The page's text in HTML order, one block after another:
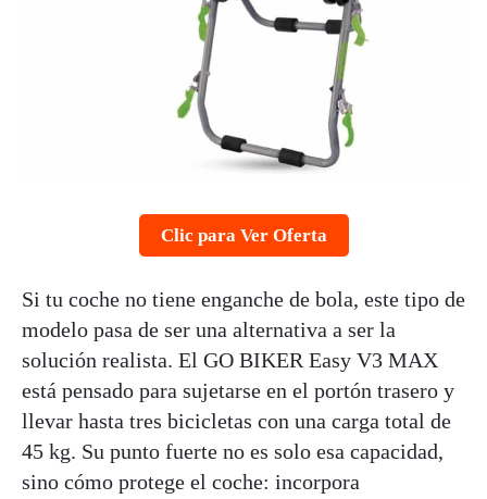
Clic para Ver Oferta
Si tu coche no tiene enganche de bola, este tipo de
modelo pasa de ser una alternativa a ser la
solución realista. El GO BIKER Easy V3 MAX
está pensado para sujetarse en el portón trasero y
llevar hasta tres bicicletas con una carga total de
45 kg. Su punto fuerte no es solo esa capacidad,
sino cómo protege el coche: incorpora